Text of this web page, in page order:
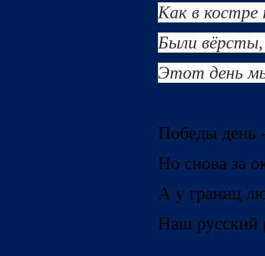
Как в
Были вёрсты,
Этот день
Победы день
Но снова за
А у границ
Наш русский